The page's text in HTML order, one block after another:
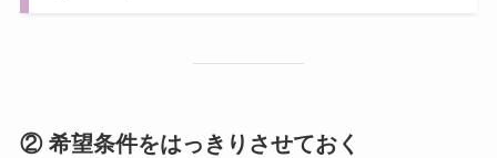
② 希望条件をはっきりさせておく